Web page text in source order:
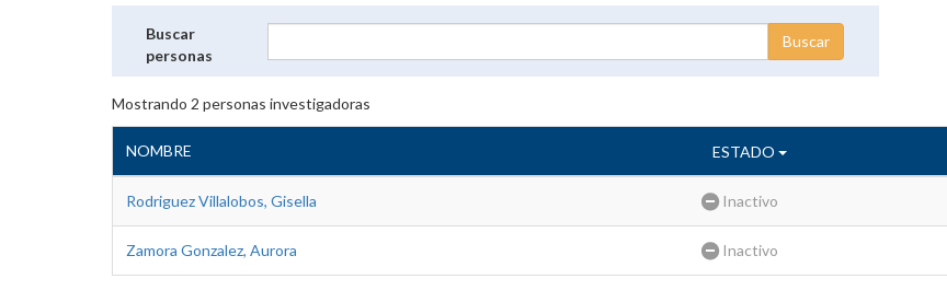
Buscar
personas
Mostrando 2 personas investigadoras
NOMBRE ESTADO
Rodriguez Villalobos, Gisella Inactivo
Zamora Gonzalez, Aurora Inactivo